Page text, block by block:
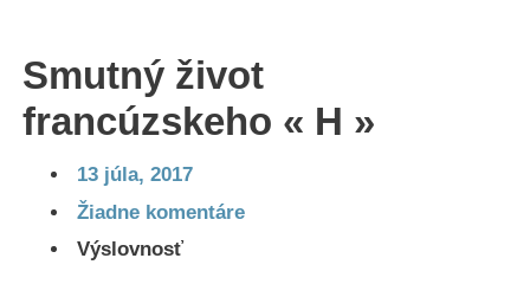
Kurzy
Zadarmo 🎁
Kontakt
Smutný život
francúzskeho « H »
13 júla, 2017
Žiadne komentáre
Výslovnosť